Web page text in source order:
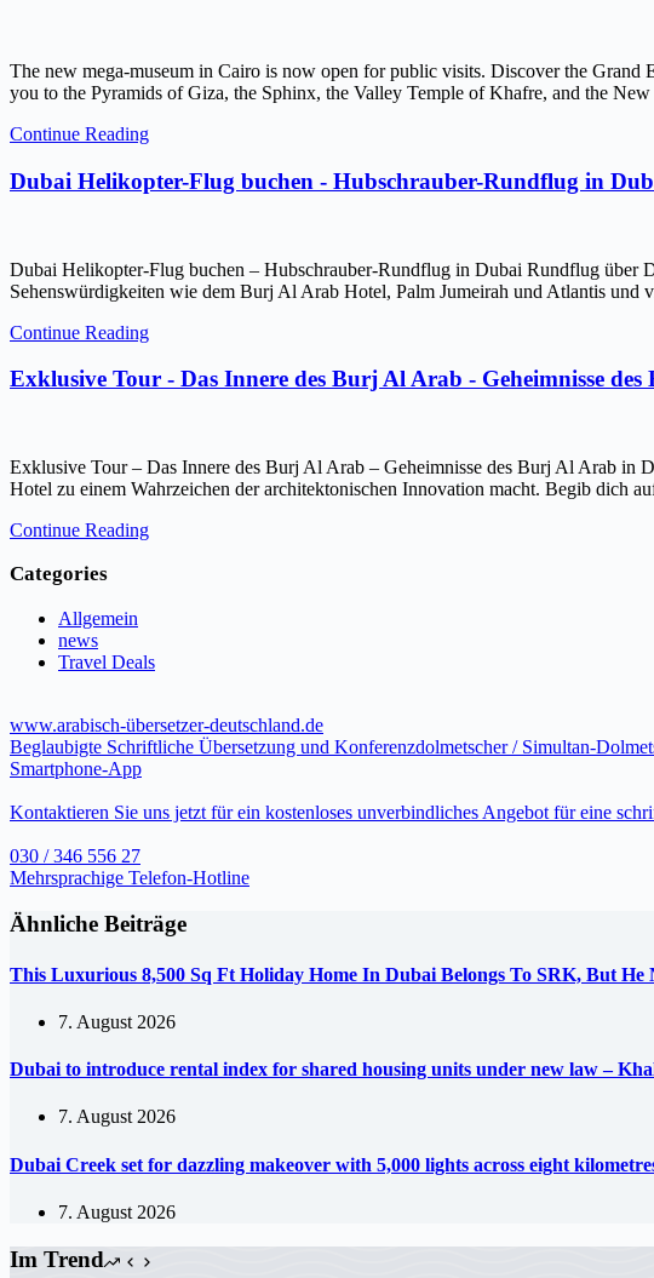
The new mega-museum in Cairo is now open for public visits. Discover the
you to the Pyramids of Giza, the Sphinx, the Valley Temple of Khafre, and the
Continue Reading
Dubai Helikopter-Flug buchen - Hubschrauber-Rundflug in
Dubai Helikopter-Flug buchen – Hubschrauber-Rundflug in Dubai Rundflug über
Sehenswürdigkeiten wie dem Burj Al Arab Hotel, Palm Jumeirah und Atlantis und
Continue Reading
Exklusive Tour - Das Innere des Burj Al Arab - Geheimnisse
Exklusive Tour – Das Innere des Burj Al Arab – Geheimnisse des Burj Al Arab in
Hotel zu einem Wahrzeichen der architektonischen Innovation macht. Begib dich
Continue Reading
Categories
Allgemein
news
Travel Deals
www.arabisch-übersetzer-deutschland.de
Beglaubigte Schriftliche Übersetzung und Konferenzdolmetscher / Simultan-
Smartphone-App
Kontaktieren Sie uns jetzt für ein kostenloses unverbindliches Angebot für eine
030 / 346 556 27
Mehrsprachige Telefon-Hotline
Ähnliche Beiträge
This Luxurious 8,500 Sq Ft Holiday Home In Dubai Belongs To SRK, But
7. August 2026
Dubai to introduce rental index for shared housing units under new law –
7. August 2026
Dubai Creek set for dazzling makeover with 5,000 lights across eight
7. August 2026
Im Trend